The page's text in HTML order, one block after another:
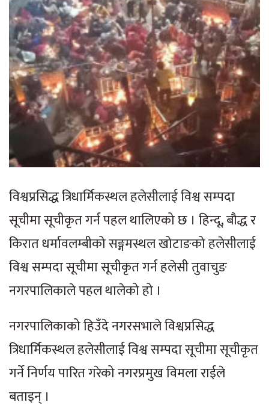
विश्वप्रसिद्ध त्रिधार्मिकस्थल हलेसीलाई विश्व सम्पदा
सूचीमा सूचीकृत गर्न पहल थालिएको छ । हिन्दू, बौद्ध र
किरात धर्मावलम्बीको सङ्गमस्थल खोटाङको हलेसीलाई
विश्व सम्पदा सूचीमा सूचीकृत गर्न हलेसी तुवाचुङ
नगरपालिकाले पहल थालेको हो ।
नगरपालिकाको हिउँदे नगरसभाले विश्वप्रसिद्ध
त्रिधार्मिकस्थल हलेसीलाई विश्व सम्पदा सूचीमा सूचीकृत
गर्ने निर्णय पारित गरेको नगरप्रमुख विमला राईले
बताइन् ।